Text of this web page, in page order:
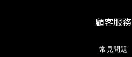
顧客服務
常見問題